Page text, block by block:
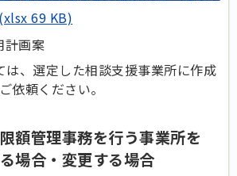
69 KB)
計画案
は、選定した相談支援事業所に作成
依頼ください。
額管理事務を行う事業所を
場合・変更する場合